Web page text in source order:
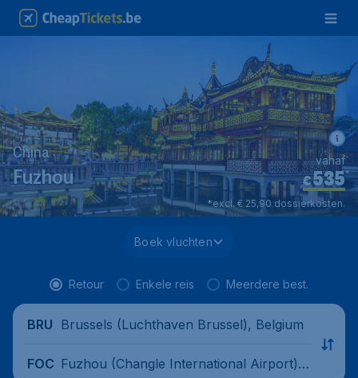
China
Fuzhou €535*
vanaf
*excl. € 25,90 dossierkosten.
Boek vluchten
Retour Enkele reis Meerdere best.
BRU Brussels (Luchthaven Brussel), Belgium
FOC Fuzhou (Changle International Airport),